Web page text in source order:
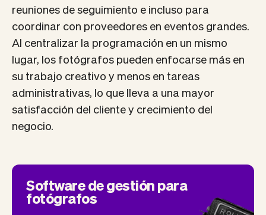
reuniones de seguimiento e incluso para
coordinar con proveedores en eventos grandes.
Al centralizar la programación en un mismo
lugar, los fotógrafos pueden enfocarse más en
su trabajo creativo y menos en tareas
administrativas, lo que lleva a una mayor
satisfacción del cliente y crecimiento del
negocio.
Software de gestión para
fotógrafos